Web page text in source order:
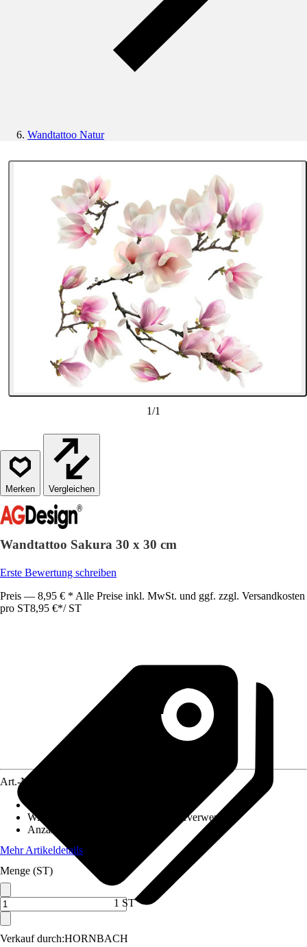
Wandtattoo Natur
1/1
Vergleichen
Wandtattoo Sakura 30 x 30 cm
Erste Bewertung schreiben
Preis — 8,95 € * Alle Preise inkl. MwSt. und ggf. zzgl. Versandkosten
pro ST8,95 €*/ ST
Verkauf durch:HORNBACH
Art.-Nr.
Wiederverwendbarkeit
Nicht wiederverwendbar
Anzahl Sticker-Teile
Mehr Artikeldetails
Menge (ST)
1 ST